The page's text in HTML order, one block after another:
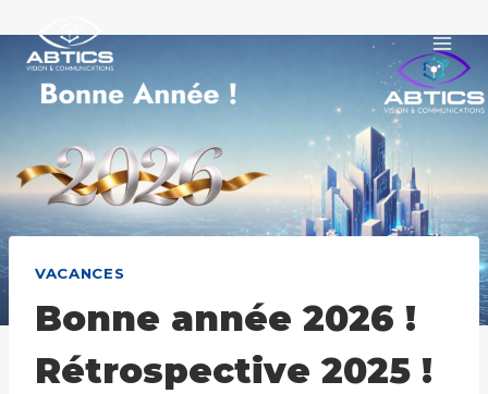
contenu
VACANCES
Bonne année 2026 !
Rétrospective 2025 !